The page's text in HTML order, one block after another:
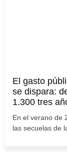
El gasto
se dispara:
1.300 tres
En el verano de
las secuelas de